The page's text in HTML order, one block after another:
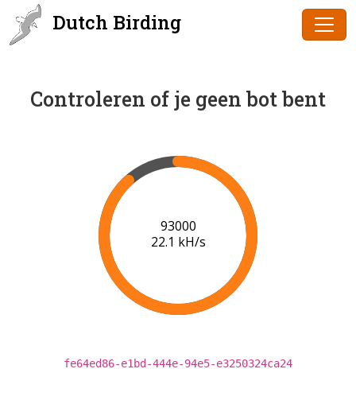
Dutch Birding
Controleren of je geen bot bent
95000
22.2 kH/s
fe64ed86-e1bd-444e-94e5-e3250324ca24